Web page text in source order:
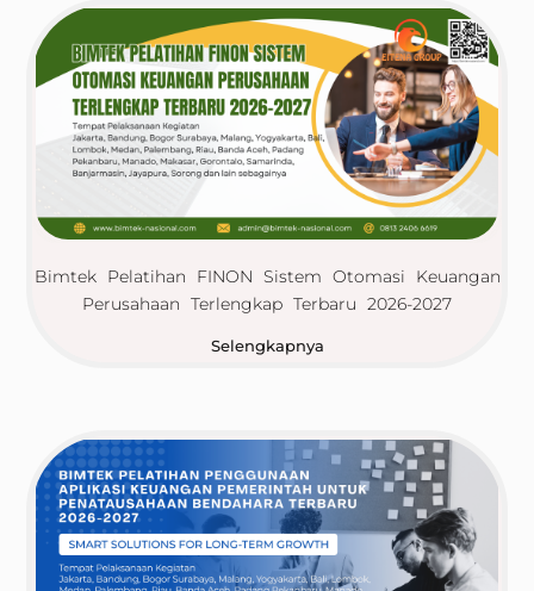
Bimtek Pelatihan FINON Sistem Otomasi Keuangan
Perusahaan Terlengkap Terbaru 2026-2027
Selengkapnya